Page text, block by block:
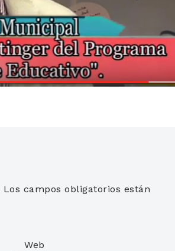
Los campos obligatorios están
Web